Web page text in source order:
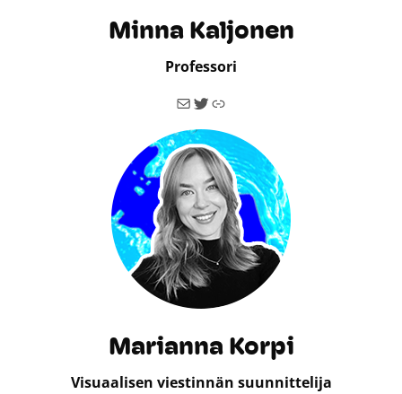
Minna Kaljonen
Professori
Sähköposti Twitter Linkki
Marianna Korpi
Visuaalisen viestinnän suunnittelija